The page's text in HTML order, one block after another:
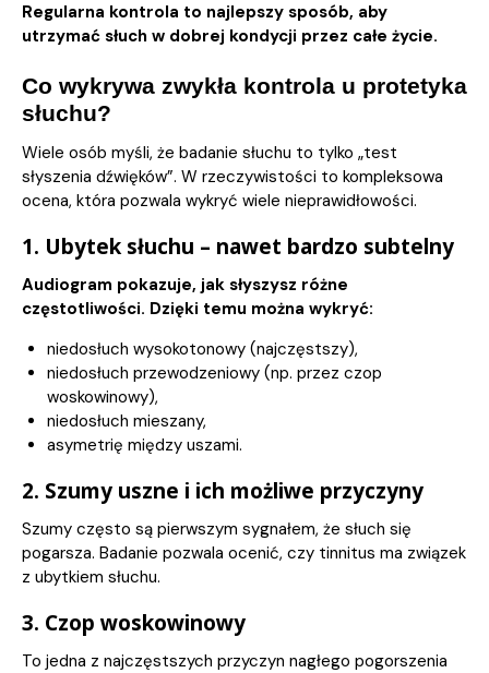
Regularna kontrola to najlepszy sposób, aby
utrzymać słuch w dobrej kondycji przez całe życie.
Co wykrywa zwykła kontrola u protetyka
słuchu?
Wiele osób myśli, że badanie słuchu to tylko „test
słyszenia dźwięków”. W rzeczywistości to kompleksowa
ocena, która pozwala wykryć wiele nieprawidłowości.
1. Ubytek słuchu – nawet bardzo subtelny
Audiogram pokazuje, jak słyszysz różne
częstotliwości. Dzięki temu można wykryć:
niedosłuch wysokotonowy (najczęstszy),
niedosłuch przewodzeniowy (np. przez czop
woskowinowy),
niedosłuch mieszany,
asymetrię między uszami.
2. Szumy uszne i ich możliwe przyczyny
Szumy często są pierwszym sygnałem, że słuch się
pogarsza. Badanie pozwala ocenić, czy tinnitus ma związek
z ubytkiem słuchu.
3. Czop woskowinowy
To jedna z najczęstszych przyczyn nagłego pogorszenia